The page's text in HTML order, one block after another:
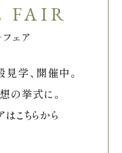
ェア
学、開催中。
の挙式に。
こちらから